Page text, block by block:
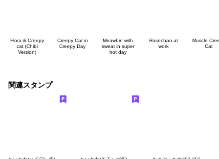
Flora & Creepy
cat (Chibi
Version)
Creepy Cat in
Creepy Day
Meawbin with
sweat in super
hot day
Rosechan at
work
Muscle
Cat
関連スタンプ